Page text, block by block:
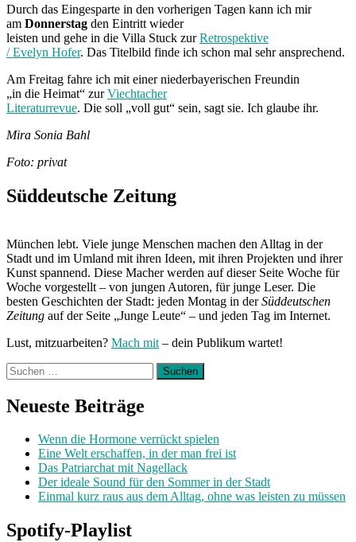
Durch das Eingesparte in den vorherigen Tagen kann ich mir
am Donnerstag den Eintritt wieder
leisten und gehe in die Villa Stuck zurRetrospektive
/ Evelyn Hofer. Das Titelbild finde ich schon mal sehr ansprechend.
Am Freitag fahre ich mit einer niederbayerischen Freundin
„in die Heimat“ zurViechtacher
Literaturrevue. Die soll „voll gut“ sein, sagt sie. Ich glaube ihr.
Mira Sonia Bahl
Foto: privat
Süddeutsche Zeitung
München lebt. Viele junge Menschen machen den Alltag in der
Stadt und im Umland mit ihren Ideen, mit ihren Projekten und ihrer
Kunst spannend. Diese Macher werden auf dieser Seite Woche für
Woche vorgestellt – von jungen Autoren, für junge Leser. Die
besten Geschichten der Stadt: jeden Montag in derSüddeutschen
Zeitung auf der Seite „Junge Leute“ – und jeden Tag im Internet.
Lust, mitzuarbeiten? Mach mit – dein Publikum wartet!
Suchen
nach:
Neueste Beiträge
Wenn die Hormone verrückt spielen
Eine Welt erschaffen, in der man frei ist
Das Patriarchat mit Nagellack
Der ideale Sound für den Sommer in der Stadt
Einmal kurz raus aus dem Alltag, ohne was leisten zu müssen
Spotify-Playlist